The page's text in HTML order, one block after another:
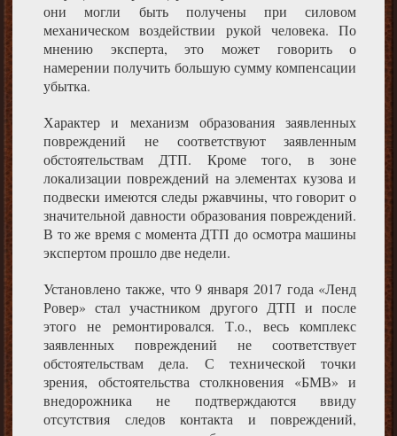
они могли быть получены при силовом
механическом воздействии рукой человека. По
мнению эксперта, это может говорить о
намерении получить большую сумму компенсации
убытка.
Характер и механизм образования заявленных
повреждений не соответствуют заявленным
обстоятельствам ДТП. Кроме того, в зоне
локализации повреждений на элементах кузова и
подвески имеются следы ржавчины, что говорит о
значительной давности образования повреждений.
В то же время с момента ДТП до осмотра машины
экспертом прошло две недели.
Установлено также, что 9 января 2017 года «Ленд
Ровер» стал участником другого ДТП и после
этого не ремонтировался. Т.о., весь комплекс
заявленных повреждений не соответствует
обстоятельствам дела. С технической точки
зрения, обстоятельства столкновения «БМВ» и
внедорожника не подтверждаются ввиду
отсутствия следов контакта и повреждений,